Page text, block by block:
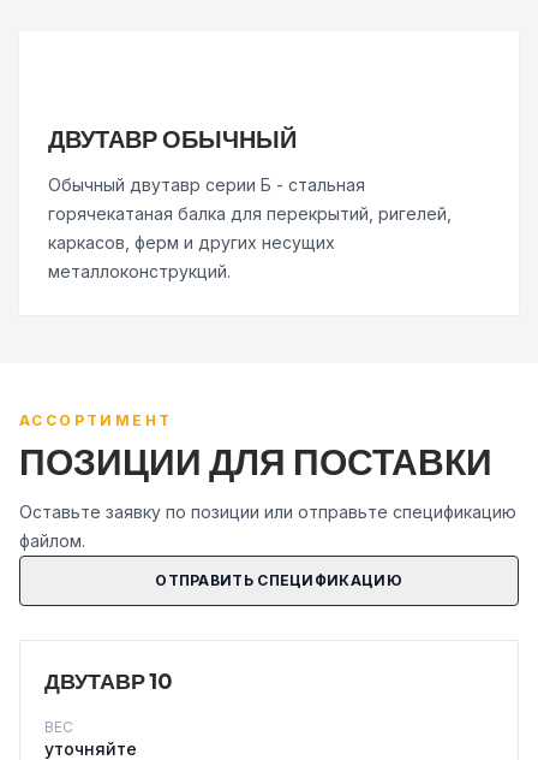
ДВУТАВР ОБЫЧНЫЙ
Обычный двутавр серии Б - стальная
горячекатаная балка для перекрытий, ригелей,
каркасов, ферм и других несущих
металлоконструкций.
АССОРТИМЕНТ
ПОЗИЦИИ ДЛЯ ПОСТАВКИ
Оставьте заявку по позиции или отправьте спецификацию
файлом.
ОТПРАВИТЬ СПЕЦИФИКАЦИЮ
ДВУТАВР 10
ВЕС
уточняйте